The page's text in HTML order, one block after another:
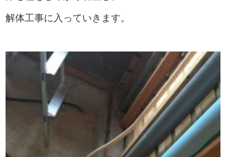
解体工事に入っていきます。